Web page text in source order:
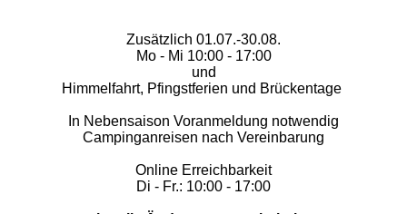
Zusätzlich 01.07.-30.08.
Mo - Mi 10:00 - 17:00
und
Himmelfahrt, Pfingstferien und Brückentage
In Nebensaison Voranmeldung notwendig
Campinganreisen nach Vereinbarung
Online Erreichbarkeit
Di - Fr.: 10:00 - 17:00